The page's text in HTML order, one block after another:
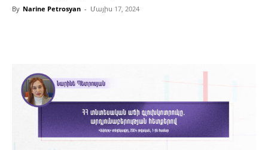
By Narine Petrosyan - Մայիս 17, 2024